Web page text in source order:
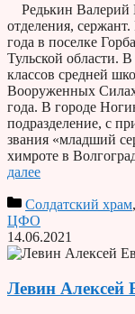
Редькин Валерий
отделения,
года в поселке
Тульской области.
классов средней
Вооруженных
года. В городе
подразделение, с
звания «младший
химроте в
далее
Солдатский храм,
ЦФО
14.06.2021
Левин Алексей